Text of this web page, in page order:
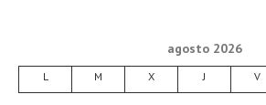
agosto 2026
L M X J V